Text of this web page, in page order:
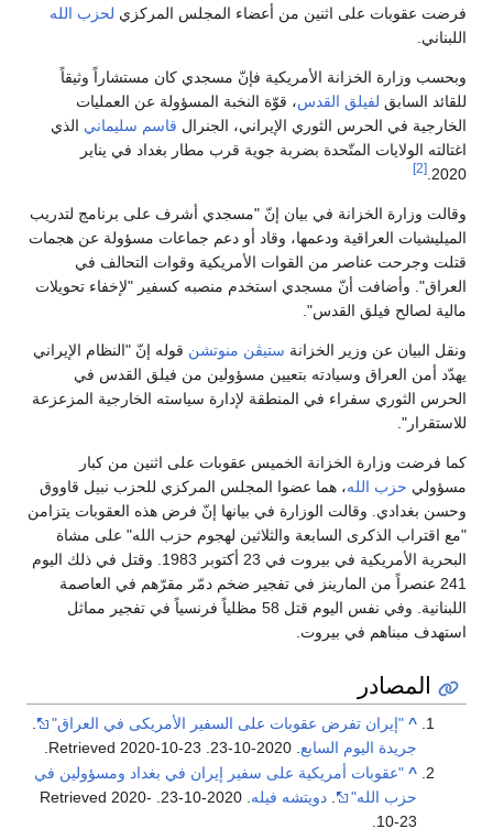
فرضت عقوبات على اثنين من أعضاء المجلس المركزي لحزب الله
اللبناني.
وبحسب وزارة الخزانة الأمريكية فإنّ مسجدي كان مستشاراً وثيقاً
للقائد السابق لفيلق القدس، قوّة النخبة المسؤولة عن العمليات
الخارجية في الحرس الثوري الإيراني، الجنرال قاسم سليماني الذي
اغتالته الولايات المتّحدة بضربة جوية قرب مطار بغداد في يناير
2020.
[2]
وقالت وزارة الخزانة في بيان إنّ "مسجدي أشرف على برنامج لتدريب
الميليشيات العراقية ودعمها، وقاد أو دعم جماعات مسؤولة عن هجمات
قتلت وجرحت عناصر من القوات الأمريكية وقوات التحالف في
العراق". وأضافت أنّ مسجدي استخدم منصبه كسفير "لإخفاء تحويلات
مالية لصالح فيلق القدس".
ونقل البيان عن وزير الخزانة ستيڤن منوتشن قوله إنّ "النظام الإيراني
يهدّد أمن العراق وسيادته بتعيين مسؤولين من فيلق القدس في
الحرس الثوري سفراء في المنطقة لإدارة سياسته الخارجية المزعزعة
للاستقرار".
كما فرضت وزارة الخزانة الخميس عقوبات على اثنين من كبار
مسؤولي حزب الله، هما عضوا المجلس المركزي للحزب نبيل قاووق
وحسن بغدادي. وقالت الوزارة في بيانها إنّ فرض هذه العقوبات يتزامن
"مع اقتراب الذكرى السابعة والثلاثين لهجوم حزب الله" على مشاة
البحرية الأمريكية في بيروت في 23 أكتوبر 1983. وقتل في ذلك اليوم
241 عنصراً من المارينز في تفجير ضخم دمّر مقرّهم في العاصمة
اللبنانية. وفي نفس اليوم قتل 58 مظلياً فرنسياً في تفجير مماثل
استهدف مبناهم في بيروت.
المصادر
^ "إيران تفرض عقوبات على السفير الأمريكى في العراق"
جريدة اليوم السابع
2020-10-23
^ "عقوبات أمريكية على سفير إيران في بغداد ومسؤولين في
حزب الله"
دويتشه فيله
2020-
10-23